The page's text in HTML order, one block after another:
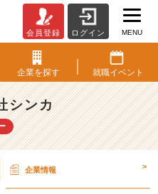
会員登録 ログイン MENU
企業を探す 就職イベント
シンカ
企業情報 >